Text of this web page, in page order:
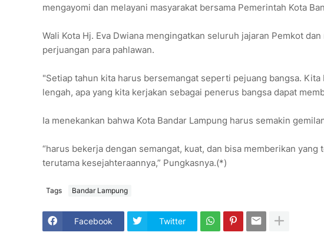
mengayomi dan melayani masyarakat bersama Pemerintah Kota
Wali Kota Hj. Eva Dwiana mengingatkan seluruh jajaran Pemkot
perjuangan para pahlawan.
"Setiap tahun kita harus bersemangat seperti pejuang bangsa.
lengah, apa yang kita kerjakan sebagai penerus bangsa dapat
Ia menekankan bahwa Kota Bandar Lampung harus semakin
“harus bekerja dengan semangat, kuat, dan bisa memberikan yang
terutama kesejahteraannya,” Pungkasnya.(*)
Tags Bandar Lampung
Facebook Twitter